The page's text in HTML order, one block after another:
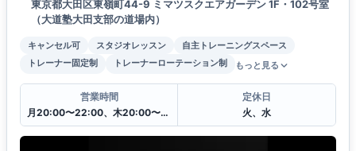
東京都大田区東嶺町44-9 ミマツスクエアガーデン 1F・102号室
（大道塾大田支部の道場内）
キャンセル可 スタジオレッスン
自主トレーニングスペース
トレーナー固定制
トレーナーローテーション制 もっと見る
営業時間
月20:00〜22:00、木20:00〜22:00、土8:45〜10:15 金・日は出稽古
定休日
火、水